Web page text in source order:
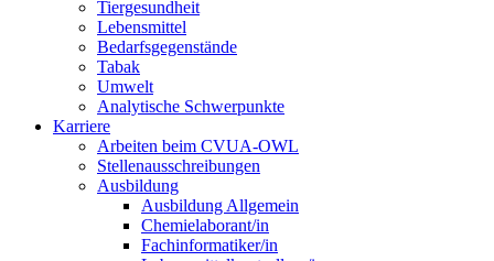
Tiergesundheit
Lebensmittel
Bedarfsgegenstände
Tabak
Umwelt
Analytische Schwerpunkte
Karriere
Arbeiten beim CVUA-OWL
Stellenausschreibungen
Ausbildung
Ausbildung Allgemein
Chemielaborant/in
Fachinformatiker/in